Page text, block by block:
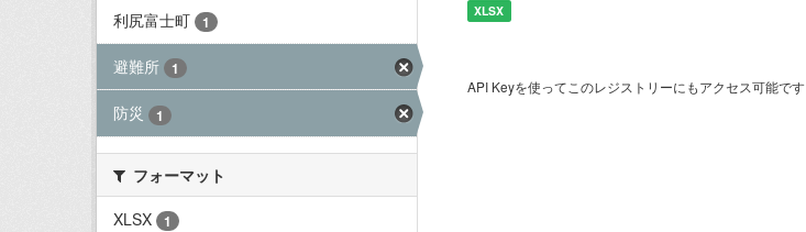
利尻富士町 1
避難所 1
防災 1
フォーマット
XLSX
1
XLSX
API Keyを使ってこのレジストリーにもアクセス可能です